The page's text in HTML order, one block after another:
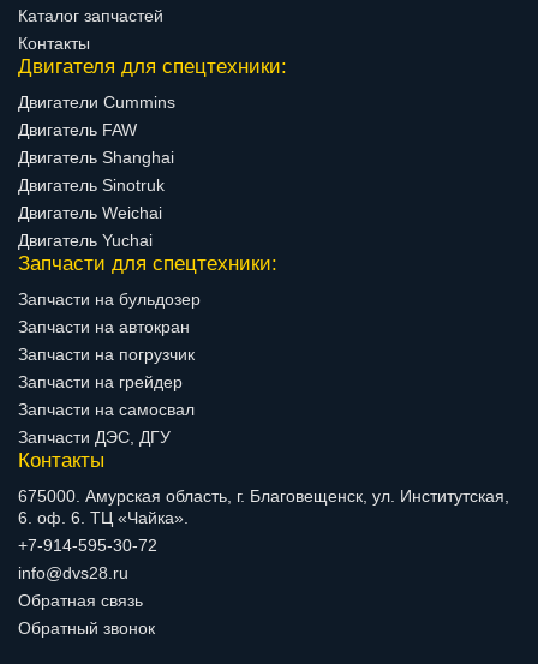
Каталог запчастей
Контакты
Двигателя для спецтехники:
Двигатели Cummins
Двигатель FAW
Двигатель Shanghai
Двигатель Sinotruk
Двигатель Weichai
Двигатель Yuchai
Запчасти для спецтехники:
Запчасти на бульдозер
Запчасти на автокран
Запчасти на погрузчик
Запчасти на грейдер
Запчасти на самосвал
Запчасти ДЭС, ДГУ
Контакты
675000. Амурская область, г. Благовещенск, ул. Институтская,
6. оф. 6. ТЦ «Чайка».
+7-914-595-30-72
info@dvs28.ru
Обратная связь
Обратный звонок